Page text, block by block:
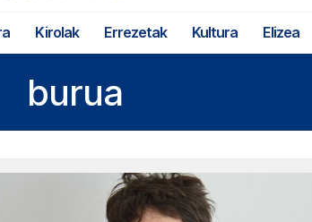
Kirolak Errezetak Kultura Elizea
burua